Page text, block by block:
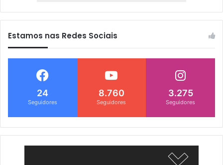
Estamos nas Redes Sociais
24
Seguidores
8.760
Seguidores
3.275
Seguidores